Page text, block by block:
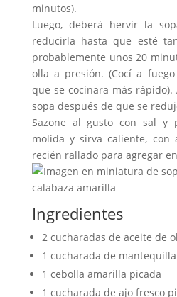
minutos).
Luego, deberá hervir la
reducirla hasta que esté
probablemente unos 20
olla a presión. (Cocí a
que se cocinara más rápido).
sopa después de que se
Sazone al gusto con sal y
molida y sirva caliente, con
recién rallado para agregar
Ingredientes
2 cucharadas de aceite de
1 cucharada de
1 cebolla amarilla picada
1 cucharada de ajo fresco